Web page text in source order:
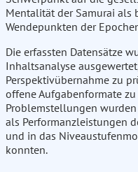
Mentalität der Samurai als
Wendepunkten der
Die erfassten Datensätze
Inhaltsanalyse
Perspektivübernahme zu
offene Aufgabenformate
Problemstellungen
als Performanzleistungen
und in das
konnten.